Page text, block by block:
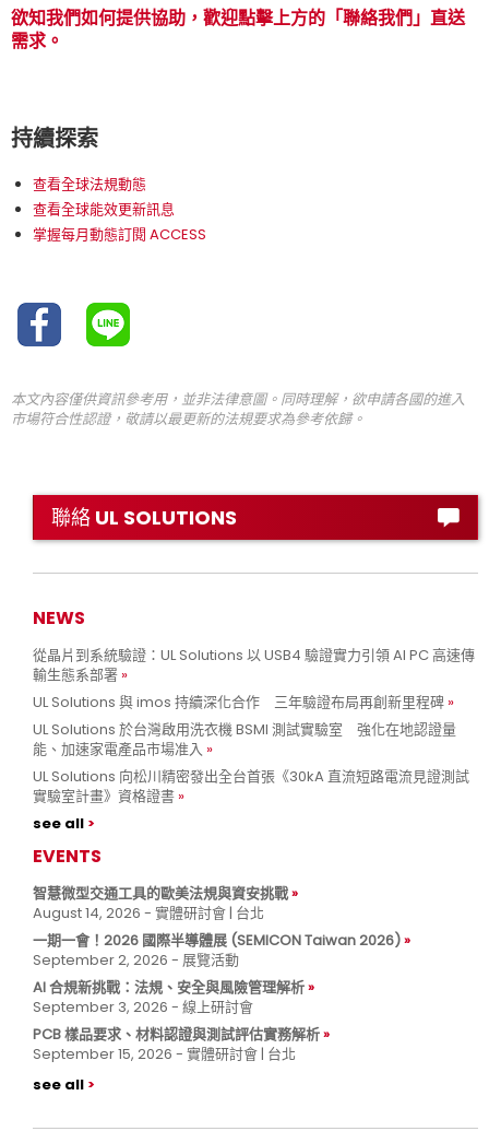
欲知我們如何提供協助，歡迎點擊上方的「聯絡我們」直送
需求。
持續探索
查看全球法規動態
查看全球能效更新訊息
掌握每月動態訂閱 ACCESS
本文內容僅供資訊參考用，並非法律意圖。同時理解，欲申請各國的進入
市場符合性認證，敬請以最更新的法規要求為參考依歸。
聯絡 UL SOLUTIONS
NEWS
從晶片到系統驗證：UL Solutions 以 USB4 驗證實力引領 AI PC 高速傳
輸生態系部署
UL Solutions 與 imos 持續深化合作 三年驗證布局再創新里程碑
UL Solutions 於台灣啟用洗衣機 BSMI 測試實驗室 強化在地認證量
能、加速家電產品市場准入
UL Solutions 向松川精密發出全台首張《30kA 直流短路電流見證測試
實驗室計畫》資格證書
see all
EVENTS
智慧微型交通工具的歐美法規與資安挑戰
August 14, 2026 - 實體研討會 | 台北
一期一會！2026 國際半導體展 (SEMICON Taiwan 2026)
September 2, 2026 - 展覽活動
AI 合規新挑戰：法規、安全與風險管理解析
September 3, 2026 - 線上研討會
PCB 樣品要求、材料認證與測試評估實務解析
September 15, 2026 - 實體研討會 | 台北
see all